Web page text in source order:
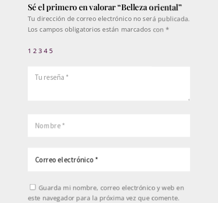
Sé el primero en valorar “Belleza oriental”
Tu dirección de correo electrónico no será publicada.
Los campos obligatorios están marcados con *
1 2 3 4 5
Guarda mi nombre, correo electrónico y web en
este navegador para la próxima vez que comente.